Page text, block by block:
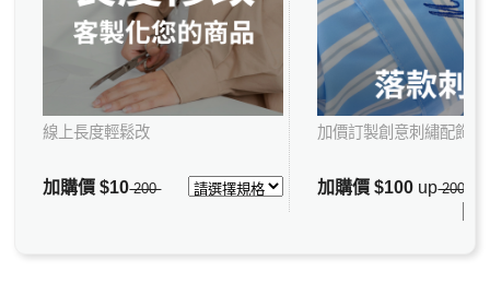
線上長度輕鬆改
加購價$10200
加價訂製創意刺繡配飾
加購價$100 up200